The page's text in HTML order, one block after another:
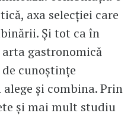
axa selecției care
Și tot ca în
gastronomică
cunoștințe
și combina. Prin
și mai mult studiu